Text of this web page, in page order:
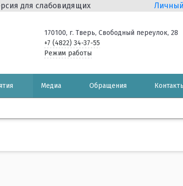
для слабовидящих
170100, г. Тверь, Свободный переулок, 28
+7 (4822) 34-37-55
Режим работы
Медиа Обращения